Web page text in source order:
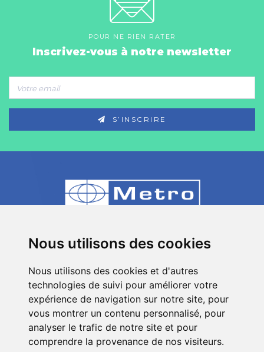
Nous utilisons des cookies
Nous utilisons des cookies et d'autres
technologies de suivi pour améliorer votre
expérience de navigation sur notre site, pour
vous montrer un contenu personnalisé, pour
analyser le trafic de notre site et pour
comprendre la provenance de nos visiteurs.
POUR NE RIEN RATER
Inscrivez-vous à notre newsletter
S’INSCRIRE
80 Impasse des Chapotines - ZAE Chez
+33 (0)4 50 39 08 49
info[a]metro-fr.com
SuivezMetro
sur les réseaux sociaux